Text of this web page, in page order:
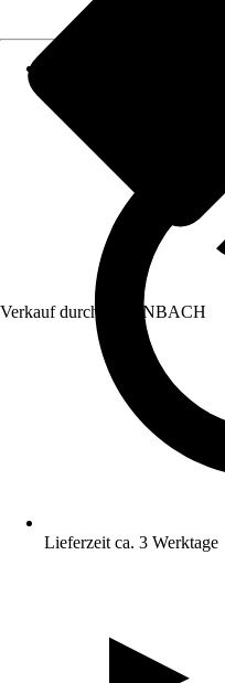
Verkauf durch: HORNBACH
Lieferzeit ca. 3 Werktage